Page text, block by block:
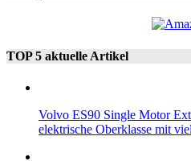
TOP 5 aktuelle Artikel
Volvo ES90 Single Motor
elektrische Oberklasse mit